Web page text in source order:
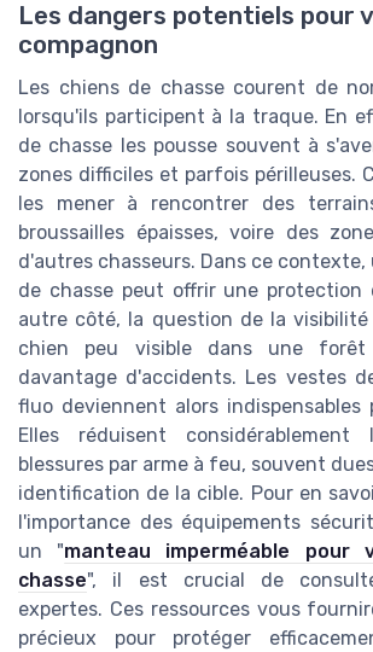
Les dangers potentiels pour
compagnon
Les chiens de chasse courent de
lorsqu'ils participent à la traque. En
de chasse les pousse souvent à
zones difficiles et parfois périlleuses.
les mener à rencontrer des
broussailles épaisses, voire des
d'autres chasseurs. Dans ce contexte,
de chasse peut offrir une protection
autre côté, la question de la
chien peu visible dans une
davantage d'accidents. Les vestes
fluo deviennent alors indispensables
Elles réduisent
blessures par arme à feu, souvent
identification de la cible. Pour en
l'importance des équipements
un "manteau imperméable pour
chasse", il est crucial de
expertes. Ces ressources vous
précieux pour protéger